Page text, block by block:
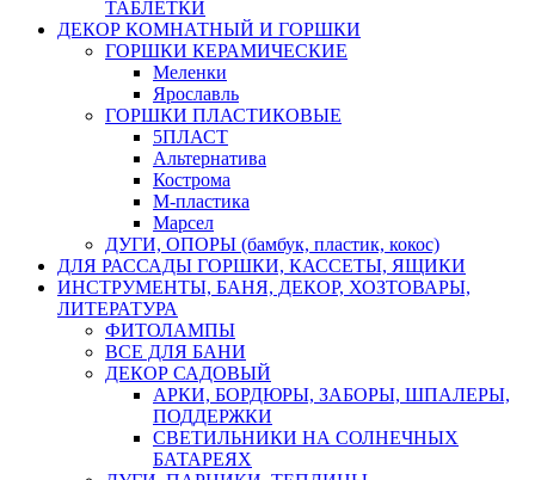
ТАБЛЕТКИ
ДЕКОР КОМНАТНЫЙ И ГОРШКИ
ГОРШКИ КЕРАМИЧЕСКИЕ
Меленки
Ярославль
ГОРШКИ ПЛАСТИКОВЫЕ
5ПЛАСТ
Альтернатива
Кострома
М-пластика
Марсел
ДУГИ, ОПОРЫ (бамбук, пластик, кокос)
ДЛЯ РАССАДЫ ГОРШКИ, КАССЕТЫ, ЯЩИКИ
ИНСТРУМЕНТЫ, БАНЯ, ДЕКОР, ХОЗТОВАРЫ,
ЛИТЕРАТУРА
ФИТОЛАМПЫ
ВСЕ ДЛЯ БАНИ
ДЕКОР САДОВЫЙ
АРКИ, БОРДЮРЫ, ЗАБОРЫ, ШПАЛЕРЫ,
ПОДДЕРЖКИ
СВЕТИЛЬНИКИ НА СОЛНЕЧНЫХ
БАТАРЕЯХ